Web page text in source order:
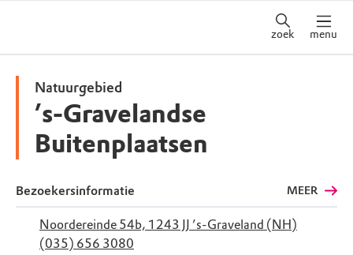
zoek menu
Natuurgebied
’s-Gravelandse
Buitenplaatsen
Bezoekersinformatie MEER
Noordereinde 54b, 1243 JJ ’s-Graveland (NH)
(035) 656 3080